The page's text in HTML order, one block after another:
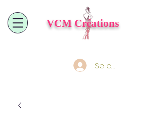
VCM Créations
Se connecter